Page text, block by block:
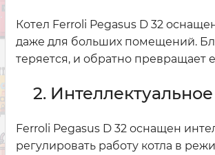
Котел Ferroli Pegasus D 32
даже для больших помещений.
теряется, и обратно
2.
Ferroli Pegasus D 32 оснащен
регулировать работу котла в